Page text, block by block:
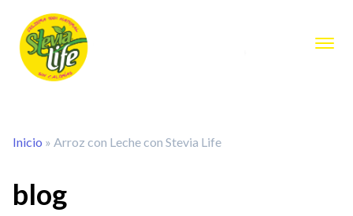
Inicio » Arroz con Leche con Stevia Life
blog